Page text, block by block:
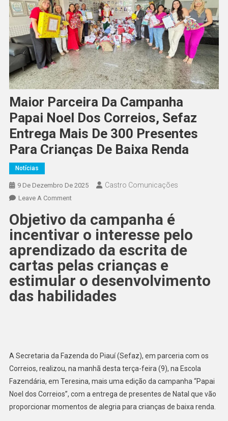
Maior Parceira Da Campanha
Papai Noel Dos Correios, Sefaz
Entrega Mais De 300 Presentes
Para Crianças De Baixa Renda
Notícias
9 De Dezembro De 2025 Castro Comunicações
Leave A Comment
Objetivo da campanha é
incentivar o interesse pelo
aprendizado da escrita de
cartas pelas crianças e
estimular o desenvolvimento
das habilidades
A Secretaria da Fazenda do Piauí (Sefaz), em parceria com os
Correios, realizou, na manhã desta terça-feira (9), na Escola
Fazendária, em Teresina, mais uma edição da campanha “Papai
Noel dos Correios”, com a entrega de presentes de Natal que vão
proporcionar momentos de alegria para crianças de baixa renda.